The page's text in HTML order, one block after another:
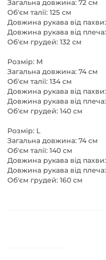
Загальна довжина: 72 см
Об'єм талії: 125 см
Довжина рукава від
Довжина рукава від
Об'єм грудей: 132 см
Розмір: M
Загальна довжина: 74 см
Об'єм талії: 134 см
Довжина рукава від
Довжина рукава від
Об'єм грудей: 140 см
Розмір: L
Загальна довжина: 74 см
Об'єм талії: 140 см
Довжина рукава від
Довжина рукава від
Об'єм грудей: 160 см